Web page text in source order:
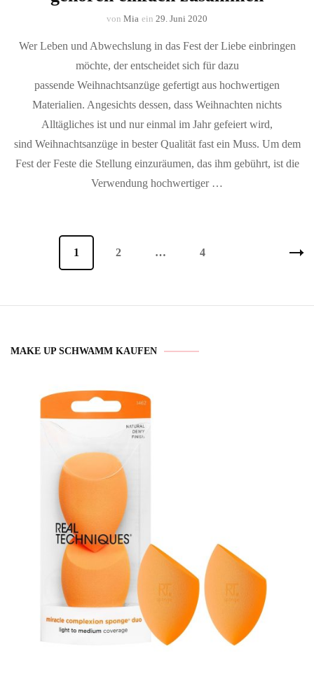
von Mia ein 29. Juni 2020
Wer Leben und Abwechslung in das Fest der Liebe einbringen
möchte, der entscheidet sich für dazu
passende Weihnachtsanzüge gefertigt aus hochwertigen
Materialien. Angesichts dessen, dass Weihnachten nichts
Alltägliches ist und nur einmal im Jahr gefeiert wird,
sind Weihnachtsanzüge in bester Qualität fast ein Muss. Um dem
Fest der Feste die Stellung einzuräumen, das ihm gebührt, ist die
Verwendung hochwertiger …
Seite
1 Seite
2 … Seite
4
MAKE UP SCHWAMM KAUFEN